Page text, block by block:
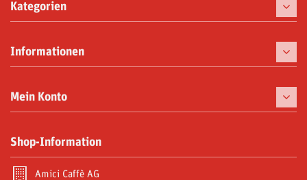
Kategorien
Kaffeemaschinen
Tassen
Moka und Zubehör
Abonnements
Informationen
Mein Konto
Meine Gutschriften
Shop-Information
Amici Caffè AG